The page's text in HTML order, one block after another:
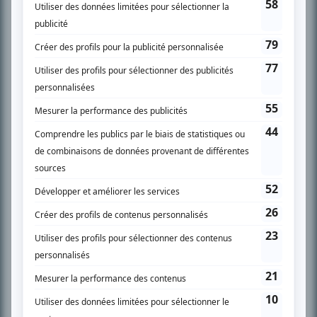
SUR LE RÉSEAU BIZZ MÉDIA
PLAN DU SITE
Accueil
Liste des oeuvres
Recherche avancée
À propos
Nous contacter
Termes et conditions
Politique de confidentialité
Gestion du consentement